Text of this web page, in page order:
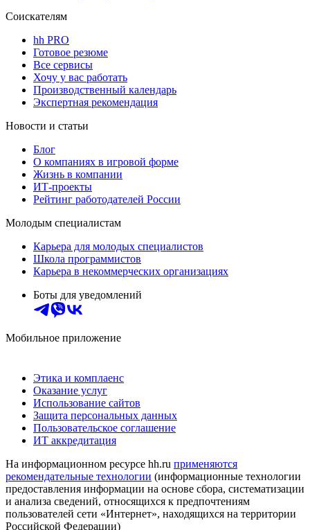
Соискателям
hh PRO
Готовое резюме
Все сервисы
Хочу у вас работать
Производственный календарь
Экспертная рекомендация
Новости и статьи
Блог
О компаниях в игровой форме
Жизнь в компании
ИТ-проекты
Рейтинг работодателей России
Молодым специалистам
Карьера для молодых специалистов
Школа программистов
Карьера в некоммерческих организациях
Боты для уведомлений
Мобильное приложение
Этика и комплаенс
Оказание услуг
Использование сайтов
Защита персональных данных
Пользовательское соглашение
ИТ аккредитация
На информационном ресурсе hh.ru применяются
рекомендательные технологии (информационные технологии
предоставления информации на основе сбора, систематизации
и анализа сведений, относящихся к предпочтениям
пользователей сети «Интернет», находящихся на территории
Российской Федерации)